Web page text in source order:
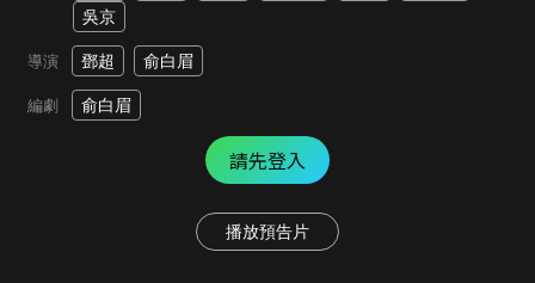
吳京
導演 鄧超 俞白眉
編劇 俞白眉
請先登入
播放預告片